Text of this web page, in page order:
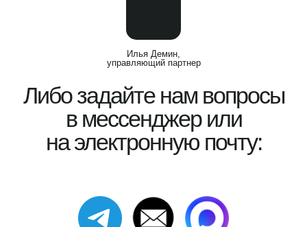
Либо задайте нам вопросы
в мессенджер или
на электронную почту:
Илья Демин,
управляющий партнер